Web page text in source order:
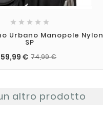
    
Urbano Manopole Nylon
SP
59,99 € 74,99 €
altro prodotto